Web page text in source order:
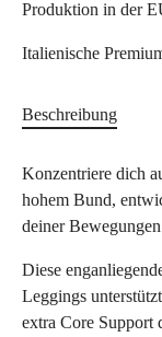
Produktion in der
Italienische
Beschreibung
Konzentriere dich
hohem Bund,
deiner
Diese
Leggings
extra Core Support